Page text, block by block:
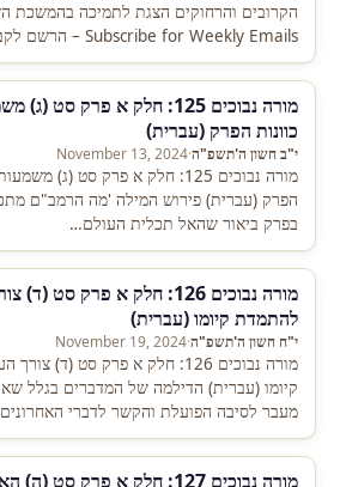
הקרובים והרחוקים הצגת לתמיכה בהמשכת
Subscribe for Weekly Emails – הרשם לקבלת…
מורה נבוכים 125: חלק א פרק
כוונות הפרק (עברית)
י"ב חשון ה'תשפ"ה·
November 13, 2024
מורה נבוכים 125: חלק א פרק סט (ג)
הפרק (עברית) פירוש המילה 'מה הרמב"ם
בפרק ביאור שהאל תכלית העולם…
מורה נבוכים 126: חלק א פרק סט
להתמדת קיומו (עברית)
י"ח חשון ה'תשפ"ה·
November 19, 2024
מורה נבוכים 126: חלק א פרק סט
קיומו (עברית) הדילמה של המדברים בגלל
מעבר לסיבה הפועלת והקשר לדברי
מורה נבוכים 127: חלק א פרק